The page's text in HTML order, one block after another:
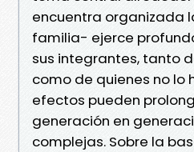
encuentra organizada
familia- ejerce
sus integrantes, tanto
como de quienes no lo
efectos pueden
generación en
complejas. Sobre la